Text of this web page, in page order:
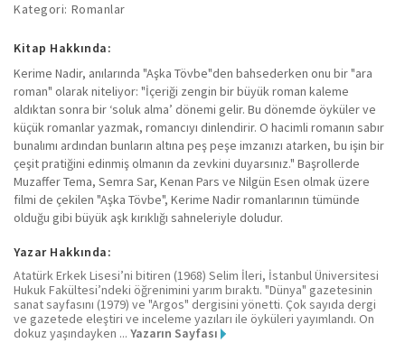
Kategori: Romanlar
Kitap Hakkında:
Kerime Nadir, anılarında "Aşka Tövbe"den bahsederken onu bir "ara
roman" olarak niteliyor: "İçeriği zengin bir büyük roman kaleme
aldıktan sonra bir ‘soluk alma’ dönemi gelir. Bu dönemde öyküler ve
küçük romanlar yazmak, romancıyı dinlendirir. O hacimli romanın sabır
bunalımı ardından bunların altına peş peşe imzanızı atarken, bu işin bir
çeşit pratiğini edinmiş olmanın da zevkini duyarsınız." Başrollerde
Muzaffer Tema, Semra Sar, Kenan Pars ve Nilgün Esen olmak üzere
filmi de çekilen "Aşka Tövbe", Kerime Nadir romanlarının tümünde
olduğu gibi büyük aşk kırıklığı sahneleriyle doludur.
Yazar Hakkında:
Atatürk Erkek Lisesi’ni bitiren (1968) Selim İleri, İstanbul Üniversitesi
Hukuk Fakültesi’ndeki öğrenimini yarım bıraktı. "Dünya" gazetesinin
sanat sayfasını (1979) ve "Argos" dergisini yönetti. Çok sayıda dergi
ve gazetede eleştiri ve inceleme yazıları ile öyküleri yayımlandı. On
dokuz yaşındayken ... Yazarın Sayfası